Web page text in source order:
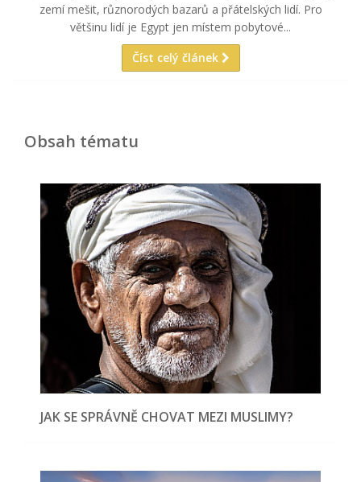
zemí mešit, různorodých bazarů a přátelských lidí. Pro
většinu lidí je Egypt jen místem pobytové...
Číst celý článek
Obsah tématu
JAK SE SPRÁVNĚ CHOVAT MEZI MUSLIMY?